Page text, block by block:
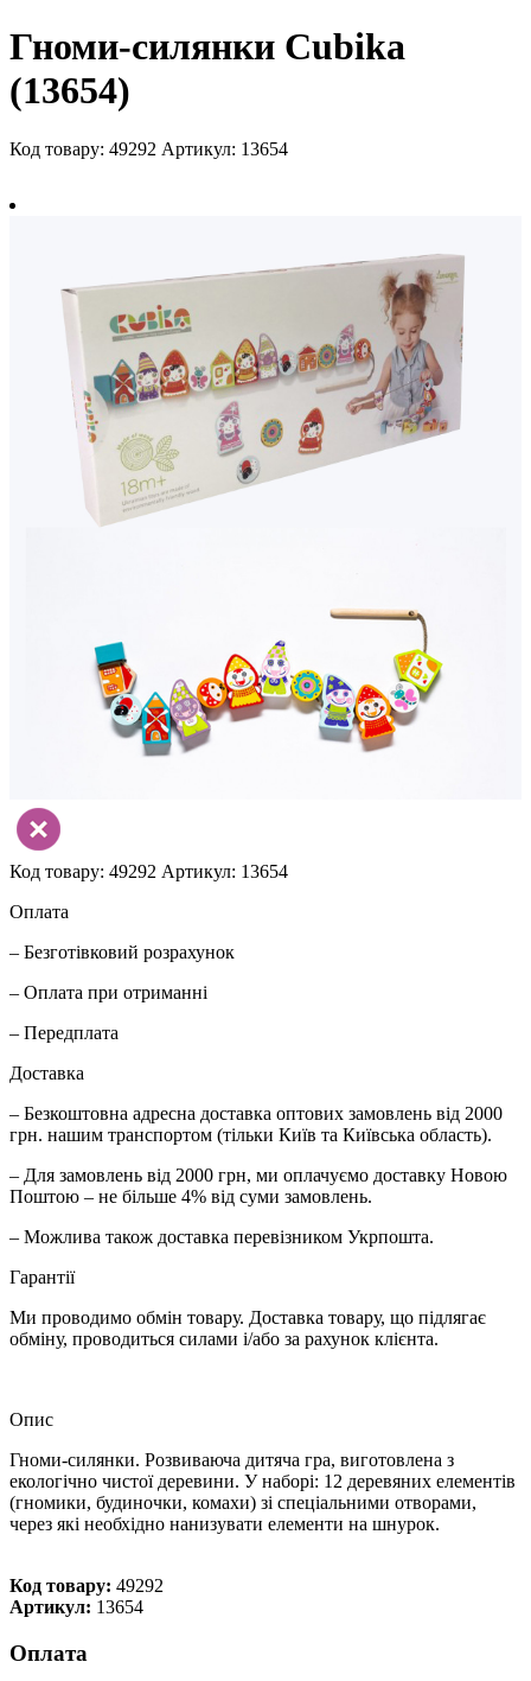
Гноми-силянки Cubika
(13654)
Код товару: 49292 Артикул: 13654
Код товару: 49292 Артикул: 13654
Оплата
– Безготівковий розрахунок
– Оплата при отриманні
– Передплата
Доставка
– Безкоштовна адресна доставка оптових замовлень від 2000
грн. нашим транспортом (тільки Київ та Київська область).
– Для замовлень від 2000 грн, ми оплачуємо доставку Новою
Поштою – не більше 4% від суми замовлень.
– Можлива також доставка перевізником Укрпошта.
Гарантії
Ми проводимо обмін товару. Доставка товару, що підлягає
обміну, проводиться силами і/або за рахунок клієнта.
Опис
Гноми-силянки. Розвиваюча дитяча гра, виготовлена з
екологічно чистої деревини. У наборі: 12 деревяних елементів
(гномики, будиночки, комахи) зі спеціальними отворами,
через які необхідно нанизувати елементи на шнурок.
Код товару: 49292
Артикул: 13654
Оплата